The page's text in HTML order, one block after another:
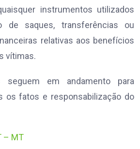
instrumentos utilizados
de saques, transferências ou
relativas aos benefícios
vítimas.
seguem em andamento para
os fatos e responsabilização do
– MT